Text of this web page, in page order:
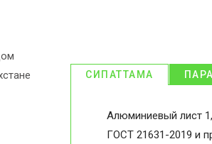
СИПАТТАМА
Алюминиевый лист
ГОСТ 21631-2019 и